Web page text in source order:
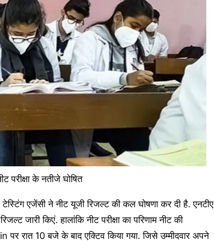
के नतीजे घोषित
एजेंसी ने नीट यूजी रिजल्ट की कल घोषणा कर दी है. एनटीए
जारी किएं. हालांकि नीट परीक्षा का परिणाम नीट की
रात 10 बजे के बाद एक्टिव किया गया. जिसे उम्मीदवार अपने